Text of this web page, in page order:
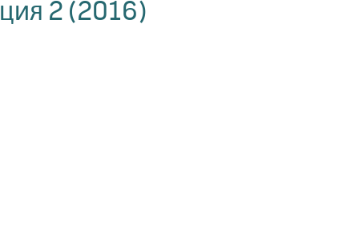
2 (2016)